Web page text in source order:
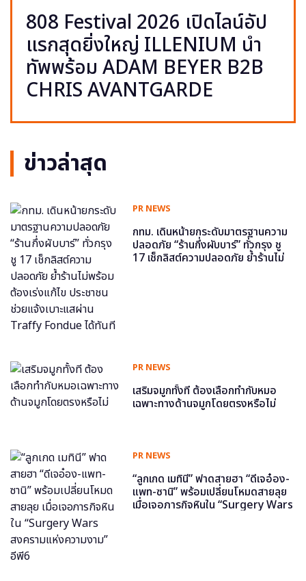
808 Festival 2026 เปิดไลน์อัป
แรกสุดยิ่งใหญ่ ILLENIUM นำ
ทัพพร้อม ADAM BEYER B2B
CHRIS AVANTGARDE
ข่าวล่าสุด
PR NEWS
กทม. เดินหน้ายกระดับมาตรฐานความ
ปลอดภัย “ร้านกึ่งผับบาร์” ทั่วกรุง ชู
17 เช็กลิสต์ความปลอดภัย ย้ำร้านไม่
PR NEWS
เสริมจมูกทั้งที ต้องเลือกทำกับหมอ
เฉพาะทางด้านจมูกโดยตรงหรือไม่
PR NEWS
“ลูกเกด เมทินี” ฟาดสายฮา “ดีเจอ๋อง-
แพท-ซานิ” พร้อมเปลี่ยนโหมดสายลุย
เมื่อเจอภารกิจหินใน “Surgery Wars